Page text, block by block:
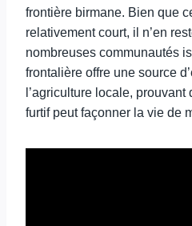
frontière birmane. Bien que
relativement court, il n’en
nombreuses communautés
frontalière offre une source
l’agriculture locale,
furtif peut façonner la vie de